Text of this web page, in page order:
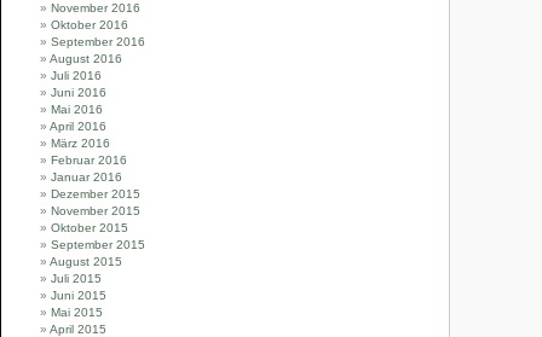
November 2016
Oktober 2016
September 2016
August 2016
Juli 2016
Juni 2016
Mai 2016
April 2016
März 2016
Februar 2016
Januar 2016
Dezember 2015
November 2015
Oktober 2015
September 2015
August 2015
Juli 2015
Juni 2015
Mai 2015
April 2015